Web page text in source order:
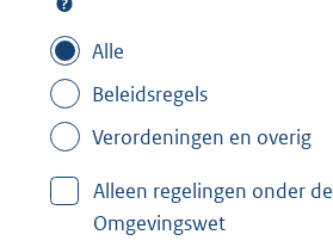
e
r
L
e
Alle
Beleidsregels
Verordeningen en overig
Alleen regelingen onder de
Omgevingswet